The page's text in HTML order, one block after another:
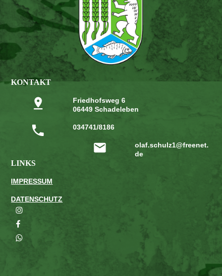
KONTAKT
Friedhofsweg 6
06449 Schadeleben
034741/8186
olaf.schulz1@freenet.
de
LINKS
IMPRESSUM
DATENSCHUTZ